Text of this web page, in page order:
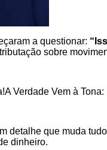
a questionar:
sobre
A Verdade Vem à
detalhe que muda
dinheiro.